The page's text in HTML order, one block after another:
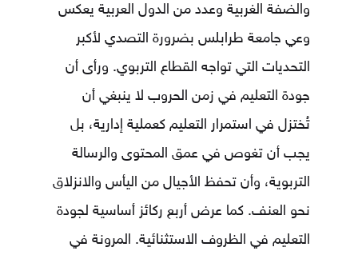
والضفة الغربية وعدد من الدول العربية يعكس
وعي جامعة طرابلس بضرورة التصدي لأكبر
التحديات التي تواجه القطاع التربوي. ورأى أن
جودة التعليم في زمن الحروب لا ينبغي أن
تُختزل في استمرار التعليم كعملية إدارية، بل
يجب أن تغوص في عمق المحتوى والرسالة
التربوية، وأن تحفظ الأجيال من اليأس والانزلاق
نحو العنف. كما عرض أربع ركائز أساسية لجودة
التعليم في الظروف الاستثنائية. المرونة في